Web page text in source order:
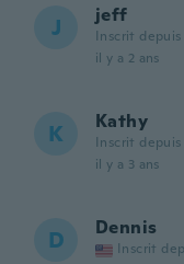
J jeff
Inscrit depuis
il y a 2 ans
K Kathy
Inscrit depuis
il y a 3 ans
D Dennis
Inscrit